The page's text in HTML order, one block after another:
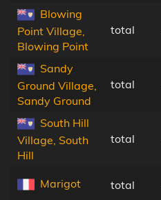
Blowing
Point Village,
Blowing Point
total
Sandy
Ground Village,
Sandy Ground
total
South Hill
Village, South
Hill
total
Marigot total